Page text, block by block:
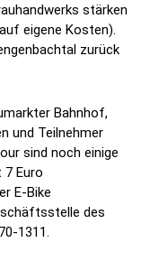
stärken
eigene Kosten).
zurück
Bahnhof,
und Teilnehmer
sind noch einige
Euro
E-Bike
des
1311.